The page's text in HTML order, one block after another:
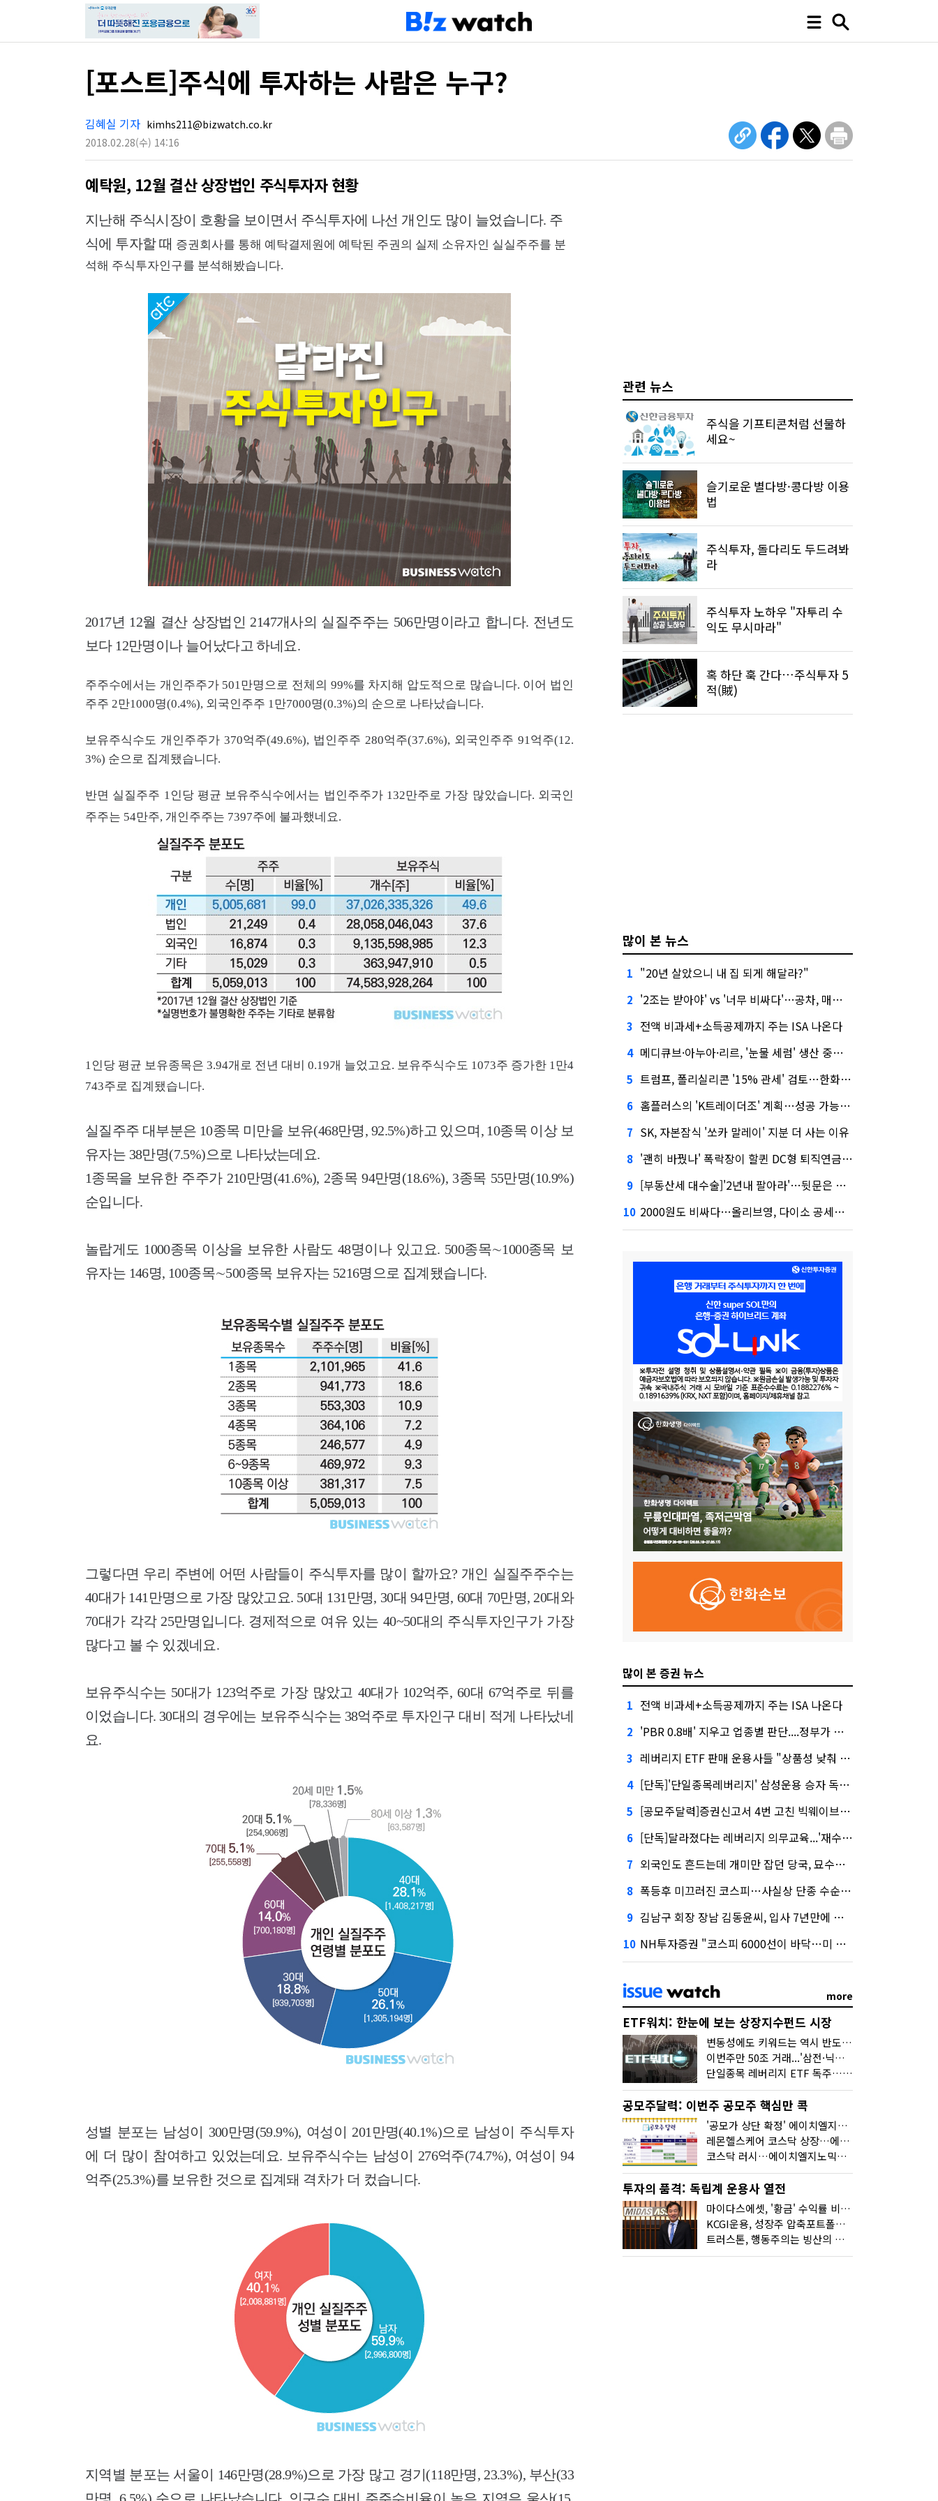
[포스트]주식에 투자하는 사람은 누구?
김혜실 기자 kimhs211@bizwatch.co.kr
2018.02.28(수) 14:16
예탁원, 12월 결산 상장법인 주식투자자 현황
지난해 주식시장이 호황을 보이면서 주식투자에 나선 개인도 많이 늘었습니다. 주
식에 투자할 때 증권회사를 통해 예탁결제원에 예탁된 주권의 실제 소유자인 실실주주를 분
석해 주식투자인구를 분석해봤습니다.
2017년 12월 결산 상장법인 2147개사의 실질주주는 506만명이라고 합니다. 전년도
보다 12만명이나 늘어났다고 하네요.
주주수에서는 개인주주가 501만명으로 전체의 99%를 차지해 압도적으로 많습니다. 이어 법인
주주 2만1000명(0.4%), 외국인주주 1만7000명(0.3%)의 순으로 나타났습니다.
보유주식수도 개인주주가 370억주(49.6%), 법인주주 280억주(37.6%), 외국인주주 91억주(12.
3%) 순으로 집계됐습니다.
반면 실질주주 1인당 평균 보유주식수에서는 법인주주가 132만주로 가장 많았습니다. 외국인
주주는 54만주, 개인주주는 7397주에 불과했네요.
1인당 평균 보유종목은 3.94개로 전년 대비 0.19개 늘었고요. 보유주식수도 1073주 증가한 1만4
743주로 집계됐습니다.
실질주주 대부분은 10종목 미만을 보유(468만명, 92.5%)하고 있으며, 10종목 이상 보
유자는 38만명(7.5%)으로 나타났는데요.
1종목을 보유한 주주가 210만명(41.6%), 2종목 94만명(18.6%), 3종목 55만명(10.9%)
순입니다.
놀랍게도 1000종목 이상을 보유한 사람도 48명이나 있고요. 500종목∼1000종목 보
유자는 146명, 100종목∼500종목 보유자는 5216명으로 집계됐습니다.
그렇다면 우리 주변에 어떤 사람들이 주식투자를 많이 할까요? 개인 실질주주수는
40대가 141만명으로 가장 많았고요. 50대 131만명, 30대 94만명, 60대 70만명, 20대와
70대가 각각 25만명입니다. 경제적으로 여유 있는 40~50대의 주식투자인구가 가장
많다고 볼 수 있겠네요.
보유주식수는 50대가 123억주로 가장 많았고 40대가 102억주, 60대 67억주로 뒤를
이었습니다. 30대의 경우에는 보유주식수는 38억주로 투자인구 대비 적게 나타났네
요.
성별 분포는 남성이 300만명(59.9%), 여성이 201만명(40.1%)으로 남성이 주식투자
에 더 많이 참여하고 있었는데요. 보유주식수는 남성이 276억주(74.7%), 여성이 94
억주(25.3%)를 보유한 것으로 집계돼 격차가 더 컸습니다.
지역별 분포는 서울이 146만명(28.9%)으로 가장 많고 경기(118만명, 23.3%), 부산(33
관련 뉴스
주식을 기프티콘처럼 선물하
세요~
슬기로운 별다방·콩다방 이용
법
주식투자, 돌다리도 두드려봐
라
주식투자 노하우 "자투리 수
익도 무시마라"
혹 하단 훅 간다…주식투자 5
적(賊)
많이 본 뉴스
1 "20년 살았으니 내 집 되게 해달라?"
2 '2조는 받아야' vs '너무 비싸다'…공차, 매각 성공할까
3 전액 비과세+소득공제까지 주는 ISA 나온다
4 메디큐브·아누아·리르, '눈물 세럼' 생산 중단한다
5 트럼프, 폴리실리콘 '15% 관세' 검토…한화큐셀·OCI 영향은?
6 홈플러스의 'K트레이더조' 계획…성공 가능성은 '글쎄'
7 SK, 자본잠식 '쏘카 말레이' 지분 더 사는 이유
8 '괜히 바꿨나' 폭락장이 할퀸 DC형 퇴직연금…전문가 조언은
9 [부동산세 대수술]'2년내 팔아라'…뒷문은 열었다
10 2000원도 비싸다…올리브영, 다이소 공세에 '가성비'로 맞불
많이 본 증권 뉴스
1 전액 비과세+소득공제까지 주는 ISA 나온다
2 'PBR 0.8배' 지우고 업종별 판단....정부가 제시한 '주가 누르기' 방지법
3 레버리지 ETF 판매 운용사들 "상품성 낮춰 사라지게 해야"…일부 신중론도
4 [단독]'단일종목레버리지' 삼성운용 승자 독식...운용수익 미래에셋의 6배
5 [공모주달력]증권신고서 4번 고친 빅웨이브로보틱스, 수요예측
6 [단독]달라졌다는 레버리지 의무교육...'재수강 건너뛰기' 허점
7 외국인도 흔드는데 개미만 잡던 당국, 묘수는 과다호가부담금?
8 폭등후 미끄러진 코스피…사실상 단종 수순 밟는 '단종레'
9 김남구 회장 장남 김동윤씨, 입사 7년만에 한투증권 임원 승진
10 NH투자증권 "코스피 6000선이 바닥…미 금리 안정 후 추가 회복"
more
ETF워치: 한눈에 보는 상장지수펀드 시장
변동성에도 키워드는 역시 반도체…신상품은 우주·방산
이번주만 50조 거래...'삼전·닉스 레버리지' 수익률은 -30%
단일종목 레버리지 ETF 독주…'증시 블랙홀'
공모주달력: 이번주 공모주 핵심만 콕
'공모가 상단 확정' 에이치엘지노믹스 청약
레몬헬스케어 코스닥 상장…에이치엘지노믹스 수요예측
코스닥 러시…에이치엘지노믹스 수요예측·레메디 청약
투자의 품격: 독립계 운용사 열전
마이다스에셋, '황금' 수익률 비결은 '꾸준함'
KCGI운용, 성장주 압축포트폴리오로 새 길을 그리다
트러스톤, 행동주의는 빙산의 일각...진정한 힘은 '주식형 강자'